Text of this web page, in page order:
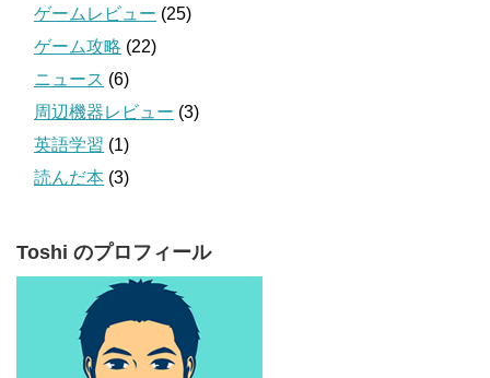
ゲームレビュー (25)
ゲーム攻略 (22)
ニュース (6)
周辺機器レビュー (3)
英語学習 (1)
読んだ本 (3)
Toshi のプロフィール